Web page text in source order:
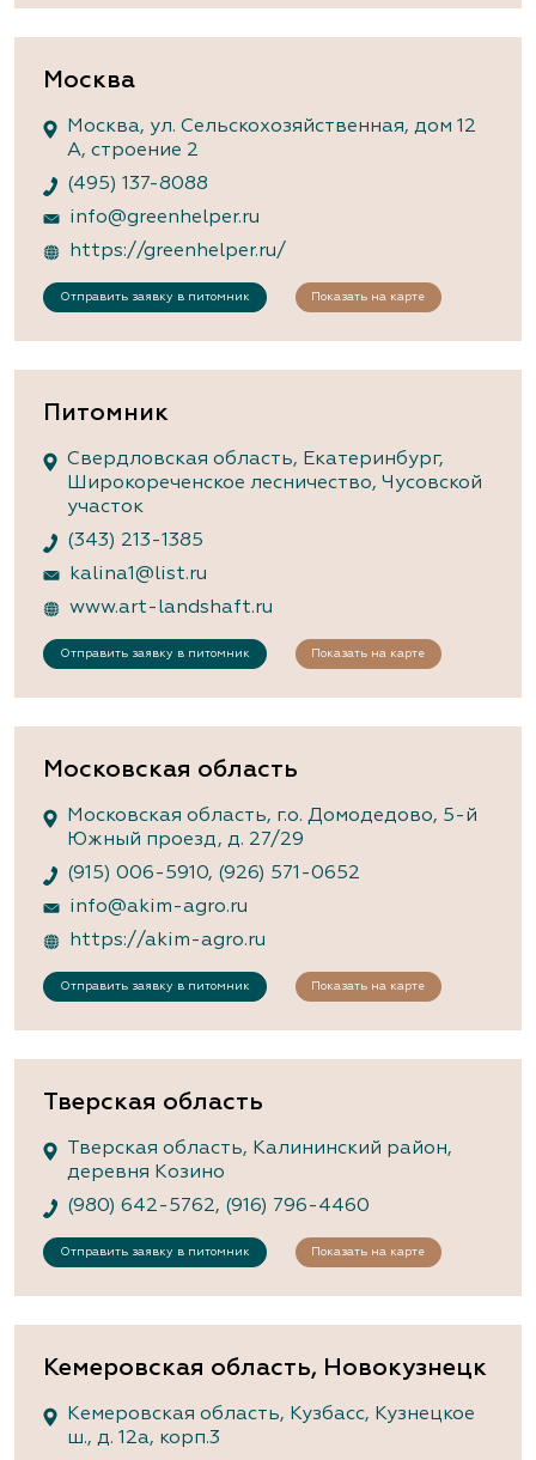
Москва
Москва, ул. Сельскохозяйственная, дом 12
А, строение 2
(495) 137-8088
info@greenhelper.ru
https://greenhelper.ru/
Отправить заявку в питомник Показать на карте
Питомник
Свердловская область, Екатеринбург,
Широкореченское лесничество, Чусовской
участок
(343) 213-1385
kalina1@list.ru
www.art-landshaft.ru
Отправить заявку в питомник Показать на карте
Московская область
Московская область, г.о. Домодедово, 5-й
Южный проезд, д. 27/29
(915) 006-5910, (926) 571-0652
info@akim-agro.ru
https://akim-agro.ru
Отправить заявку в питомник Показать на карте
Тверская область
Тверская область, Калининский район,
деревня Козино
(980) 642-5762, (916) 796-4460
Отправить заявку в питомник Показать на карте
Кемеровская область, Новокузнецк
Кемеровская область, Кузбасс, Кузнецкое
ш., д. 12а, корп.3